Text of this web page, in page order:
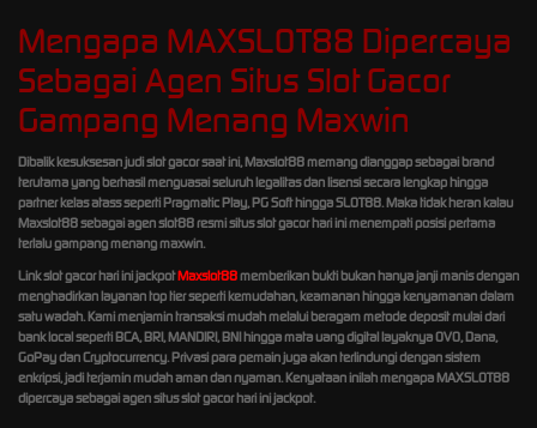
Mengapa MAXSLOT88 Dipercaya
Sebagai Agen Situs Slot Gacor
Gampang Menang Maxwin
Dibalik kesuksesan judi slot gacor saat ini, Maxslot88 memang dianggap sebagai brand
terutama yang berhasil menguasai seluruh legalitas dan lisensi secara lengkap hingga
partner kelas atass seperti Pragmatic Play, PG Soft hingga SLOT88. Maka tidak heran kalau
Maxslot88 sebagai agen slot88 resmi situs slot gacor hari ini menempati posisi pertama
terlalu gampang menang maxwin.
Link slot gacor hari ini jackpotMaxslot88memberikan bukti bukan hanya janji manis dengan
menghadirkan layanan top tier seperti kemudahan, keamanan hingga kenyamanan dalam
satu wadah. Kami menjamin transaksi mudah melalui beragam metode deposit mulai dari
bank local seperti BCA, BRI, MANDIRI, BNI hingga mata uang digital layaknya OVO, Dana,
GoPay dan Cryptocurrency. Privasi para pemain juga akan terlindungi dengan sistem
enkripsi, jadi terjamin mudah aman dan nyaman. Kenyataan inilah mengapa MAXSLOT88
dipercaya sebagai agen situs slot gacor hari ini jackpot.